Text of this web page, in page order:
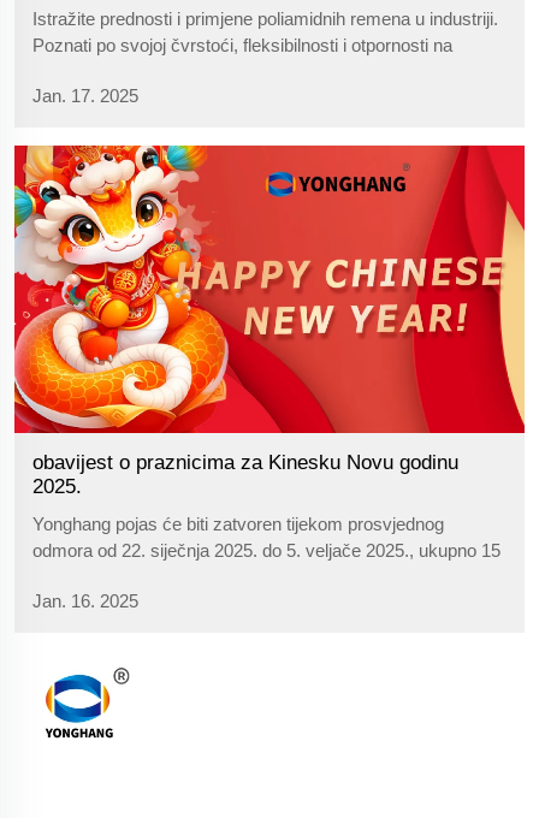
Istražite prednosti i primjene poliamidnih remena u industriji.
Poznati po svojoj čvrstoći, fleksibilnosti i otpornosti na
i strojarskoj industriji zbog svoje izdržljivosti i učinkovitosti.
Jan. 17. 2025
obavijest o praznicima za Kinesku Novu godinu
2025.
Yonghang pojas će biti zatvoren tijekom prosvjednog
odmora od 22. siječnja 2025. do 5. veljače 2025., ukupno 15
Sretno kinesko novo godinu vam želimo. >>Kliknite
Jan. 16. 2025